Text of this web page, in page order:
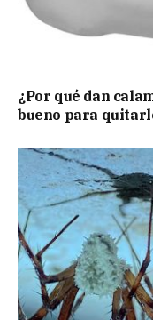
¿Por qué dan
bueno para